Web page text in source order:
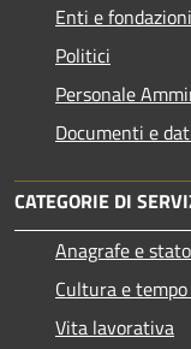
Enti e fondazioni
Politici
Personale
Documenti e
CATEGORIE DI
Anagrafe e
Cultura e
Vita lavorativa